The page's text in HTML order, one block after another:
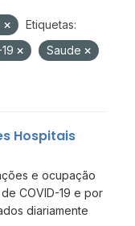
Etiquetas:
Saude
Hospitais
e ocupação
COVID-19 e por
diariamente